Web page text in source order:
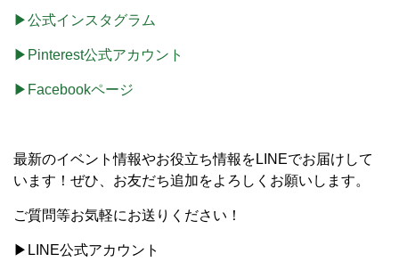
▶公式インスタグラム
▶Pinterest公式アカウント
▶Facebookページ
最新のイベント情報やお役立ち情報をLINEでお届けして
います！ぜひ、お友だち追加をよろしくお願いします。
ご質問等お気軽にお送りください！
▶LINE公式アカウント